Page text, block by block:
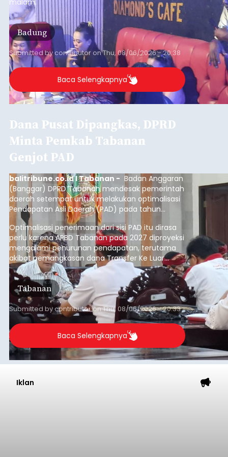
Badung
Submitted bycontributoronThu, 08/06/2026 - 20:38
Baca Selengkapnya
Dana Pusat Dipangkas, DPRD
Minta Pemkab Tabanan
Genjot PAD
balitribune.co.id I Tabanan - Badan Anggaran
(Banggar) DPRD Tabanan mendesak pemerintah
daerah setempat untuk melakukan optimalisasi
Pendapatan Asli Daerah (PAD) pada tahun
anggaran 2027.
Optimalisasi penerimaan dari sisi PAD itu dirasa
perlu karena APBD Tabanan pada 2027 diproyeksi
mengalami penurunan pendapatan, terutama
akibat pemangkasan dana Transfer Ke Luar
Daerah (TKD) dari pemerintah pusat.
Tabanan
Submitted bycontributoronThu, 08/06/2026 - 20:33
Baca Selengkapnya
Iklan